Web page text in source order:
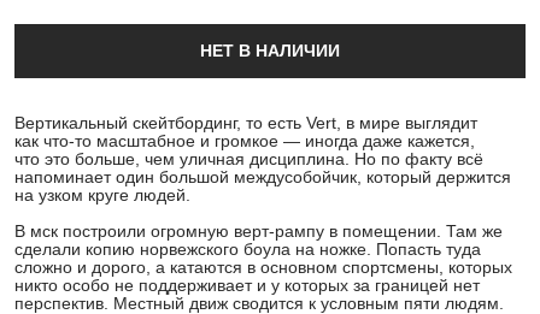
НЕТ В НАЛИЧИИ
Вертикальный скейтбординг, то есть Vert, в мире выглядит
как что-то масштабное и громкое — иногда даже кажется,
что это больше, чем уличная дисциплина. Но по факту всё
напоминает один большой междусобойчик, который держится
на узком круге людей.
В мск построили огромную верт-рампу в помещении. Там же
сделали копию норвежского боула на ножке. Попасть туда
сложно и дорого, а катаются в основном спортсмены, которых
никто особо не поддерживает и у которых за границей нет
перспектив. Местный движ сводится к условным пяти людям.